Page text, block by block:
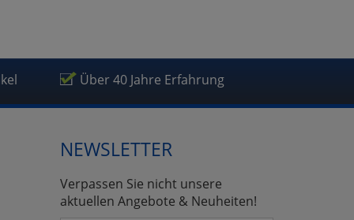
Über 40 Jahre Erfahrung
NEWSLETTER
Verpassen Sie nicht unsere
aktuellen Angebote & Neuheiten!